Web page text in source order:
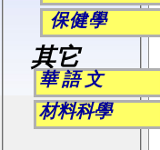
保健學
其它
華 語 文
材料科學